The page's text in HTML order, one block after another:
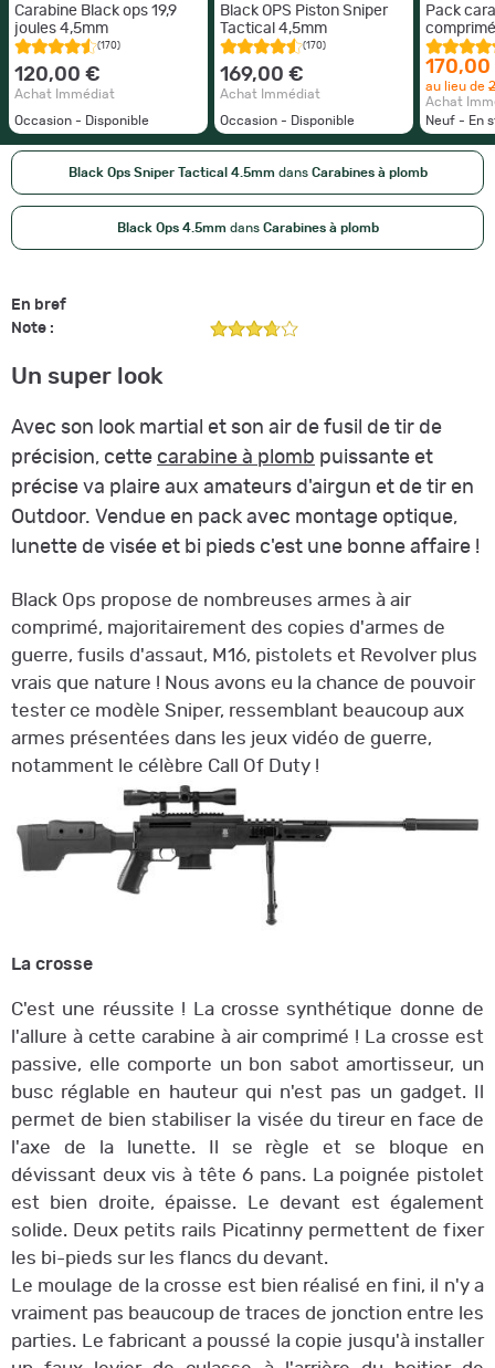
Carabine Black ops 19,9
joules 4,5mm
(170)
120,00 €
Achat Immédiat
Occasion - Disponible
Black OPS Piston Sniper
Tactical 4,5mm
(170)
169,00 €
Achat Immédiat
Occasion - Disponible
Pack
comprimé
sniper
19.9J à
au lieu de
Achat
Neuf - En
Black Ops Sniper Tactical 4.5mm dans Carabines à plomb
Black Ops 4.5mm dans Carabines à plomb
En bref
Note :
Un super look
Avec son look martial et son air de fusil de tir de
précision, cette carabine à plomb puissante et
précise va plaire aux amateurs d'airgun et de tir en
Outdoor. Vendue en pack avec montage optique,
lunette de visée et bi pieds c'est une bonne affaire !
Black Ops propose de nombreuses armes à air
comprimé, majoritairement des copies d'armes de
guerre, fusils d'assaut, M16, pistolets et Revolver plus
vrais que nature ! Nous avons eu la chance de pouvoir
tester ce modèle Sniper, ressemblant beaucoup aux
armes présentées dans les jeux vidéo de guerre,
notamment le célèbre Call Of Duty !
La crosse
C'est une réussite ! La crosse synthétique donne de
l'allure à cette carabine à air comprimé ! La crosse est
passive, elle comporte un bon sabot amortisseur, un
busc réglable en hauteur qui n'est pas un gadget. Il
permet de bien stabiliser la visée du tireur en face de
l'axe de la lunette. Il se règle et se bloque en
dévissant deux vis à tête 6 pans. La poignée pistolet
est bien droite, épaisse. Le devant est également
solide. Deux petits rails Picatinny permettent de fixer
les bi-pieds sur les flancs du devant.
Le moulage de la crosse est bien réalisé en fini, il n'y a
vraiment pas beaucoup de traces de jonction entre les
parties. Le fabricant a poussé la copie jusqu'à installer